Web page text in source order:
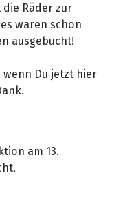
die Räder zur
waren schon
ausgebucht!
wenn Du jetzt hier
am 13.